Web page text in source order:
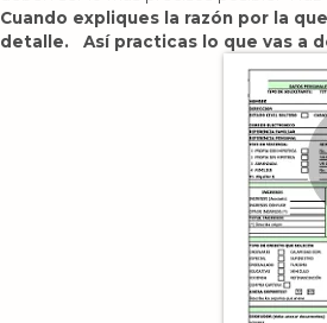
Cuando expliques la razón por la
detalle. Así practicas lo que vas a